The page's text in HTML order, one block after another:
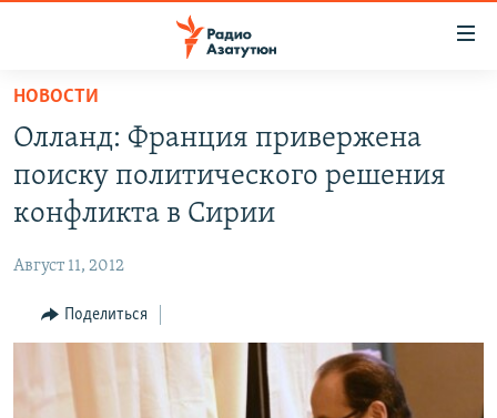
Перейти
основному
содержанию
Перейти
основной
навигации
Перейти
НОВОСТИ
ПОЛИТИКА
ЭКОНОМИКА
РЕГИОН
НАГОРНЫЙ КАРАБАХ
КУЛЬТУРА
НОВОСТИ
Олланд: Франция привержена
поиску политического решения
конфликта в Сирии
Август 11, 2012
Поделиться